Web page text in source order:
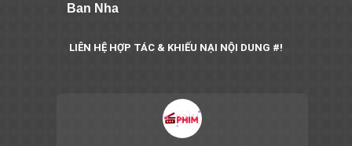
Ban Nha
LIÊN HỆ HỢP TÁC & KHIẾU NẠI NỘI DUNG #!